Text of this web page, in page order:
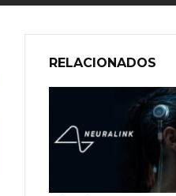
RELACIONADOS